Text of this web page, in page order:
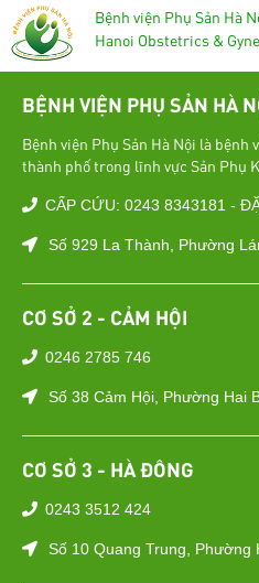
Bệnh viện Phụ Sản Hà
Hanoi Obstetrics &
BỆNH VIỆN PHỤ SẢN HÀ
Bệnh viện Phụ Sản Hà Nội là bệnh
thành phố trong lĩnh vực Sản Phụ
CẤP CỨU: 0243 8343181 -
Số 929 La Thành, Phường
CƠ SỞ 2 - CẢM HỘI
0246 2785 746
Số 38 Cảm Hội, Phường Hai
CƠ SỞ 3 - HÀ ĐÔNG
0243 3512 424
Số 10 Quang Trung, Phường